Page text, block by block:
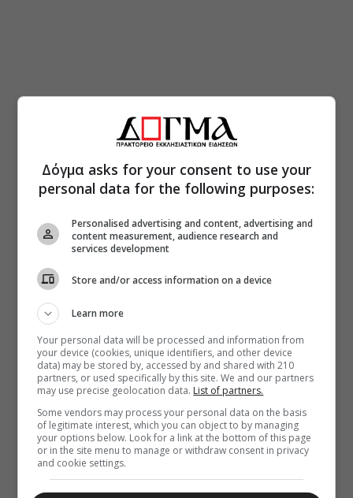
Δόγμα asks for your consent to use your
personal data for the following purposes:
Personalised advertising and content, advertising and
content measurement, audience research and
services development
Store and/or access information on a device
Learn more
Your personal data will be processed and information from
your device (cookies, unique identifiers, and other device
data) may be stored by, accessed by and shared with 210
partners, or used specifically by this site. We and our partners
may use precise geolocation data. List of partners.
Some vendors may process your personal data on the basis
of legitimate interest, which you can object to by managing
your options below. Look for a link at the bottom of this page
or in the site menu to manage or withdraw consent in privacy
and cookie settings.